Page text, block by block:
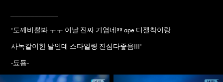
"도깨비뿔봐 ㅜㅜ 이날 진짜 기엽네?? ape 디젤착이랑
사녹같이한 날인데 스타일링 진심다좋음!!!"
-됴둉-